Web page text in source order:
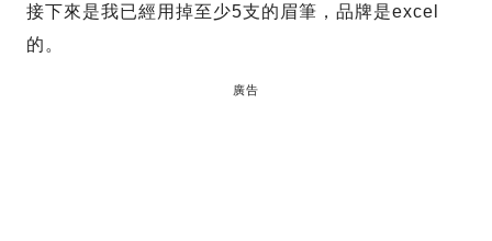
接下來是我已經用掉至少5支的眉筆，品牌是excel
的。
廣告